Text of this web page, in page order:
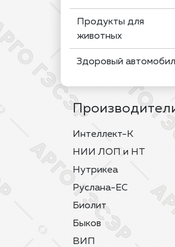
Продукты для
животных
Здоровый
Интеллект-К
НИИ ЛОП и НТ
Нутрикеа
Руслана-ЕС
Биолит
Быков
ВИП